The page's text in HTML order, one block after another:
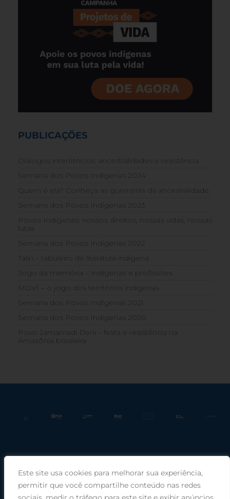
Este site usa cookies para melhorar sua experiência,
permitir que você compartilhe conteúdo nas redes
PUBLICAÇÕES
Diálogos interétnicos: ancestralidades e resistência
Semana dos Povos Indígenas 2024
Quem é ela? Conheça as guerreiras da ancestralidade
Semana dos Povos Indígenas 2023
Povos Indígenas: nossos direitos, nossas vidas, nossas
lutas
Semana dos Povos Indígenas 2022
Talin – tabuleiro de literatura indígena
Jogo da memória – Indígenas e profissões
MOVÍ – o jogo dos territórios indígenas
Semana dos Povos Indígenas 2021
Semana dos Povos Indígenas 2020
Povo Jamamadi Deni – festa e resistência na
Amazônia brasileira
Praça Rui Barbosa, 220, sala 66, Porto Alegre, RS, 90030-100 |